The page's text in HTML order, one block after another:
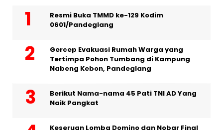
Resmi Buka TMMD ke-129 Kodim
0601/Pandeglang
Gercep Evakuasi Rumah Warga yang
Tertimpa Pohon Tumbang di Kampung
Nabeng Kebon, Pandeglang
Berikut Nama-nama 45 Pati TNI AD Yang
Naik Pangkat
Keseruan Lomba Domino dan Nobar Final